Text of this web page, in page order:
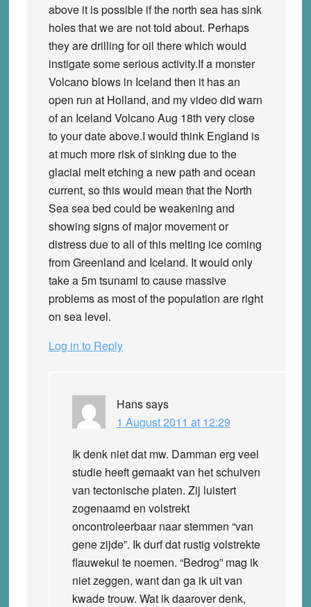
above it is possible if the north sea has sink
holes that we are not told about. Perhaps
they are drilling for oil there which would
instigate some serious activity.If a monster
Volcano blows in Iceland then it has an
open run at Holland, and my video did warn
of an Iceland Volcano Aug 18th very close
to your date above.I would think England is
at much more risk of sinking due to the
glacial melt etching a new path and ocean
current, so this would mean that the North
Sea sea bed could be weakening and
showing signs of major movement or
distress due to all of this melting ice coming
from Greenland and Iceland. It would only
take a 5m tsunami to cause massive
problems as most of the population are right
on sea level.
Log in to Reply
Hanssays
1 August 2011 at 12:29
Ik denk niet dat mw. Damman erg veel
studie heeft gemaakt van het schuiven
van tectonische platen. Zij luistert
zogenaamd en volstrekt
oncontroleerbaar naar stemmen “van
gene zijde”. Ik durf dat rustig volstrekte
flauwekul te noemen. “Bedrog” mag ik
niet zeggen, want dan ga ik uit van
kwade trouw. Wat ik daarover denk,